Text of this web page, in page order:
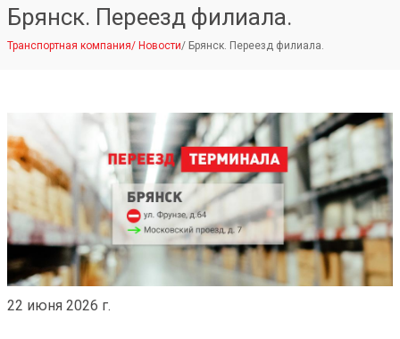
Брянск. Переезд филиала.
Транспортная компания/ Новости/ Брянск. Переезд филиала.
22 июня 2026 г.